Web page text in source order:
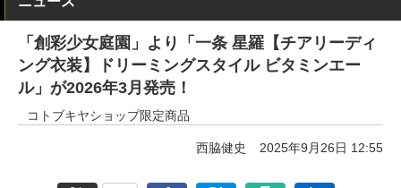
「創彩少女庭園」より「一条 星羅【チアリーディ
ング衣装】ドリーミングスタイル ビタミンエー
ル」が2026年3月発売！
コトブキヤショップ限定商品
西脇健史 2025年9月26日 12:55